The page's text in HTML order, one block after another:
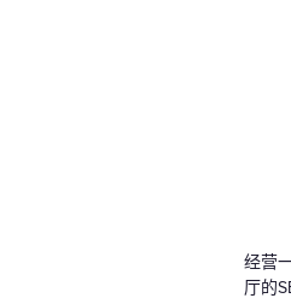
经营
厅的